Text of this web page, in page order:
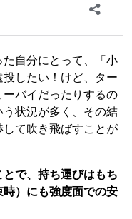
自分にとって、「小
したい！けど、ター
バイだったりするの
状況が多く、その結
て吹き飛ばすことが
で、持ち運びはもち
）にも強度面での安